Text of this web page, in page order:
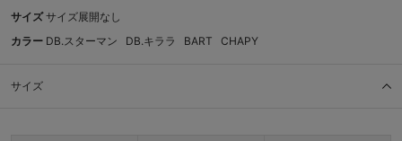
サイズ サイズ展開なし
カラー DB.スターマン DB.キララ BART CHAPY
サイズ